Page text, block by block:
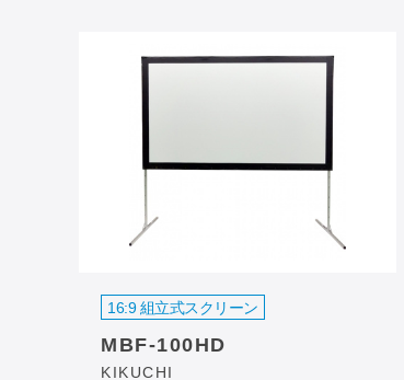
16:9 組立式スクリーン
MBF-100HD
KIKUCHI